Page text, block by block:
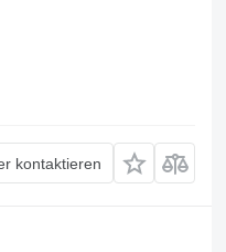
kontaktieren